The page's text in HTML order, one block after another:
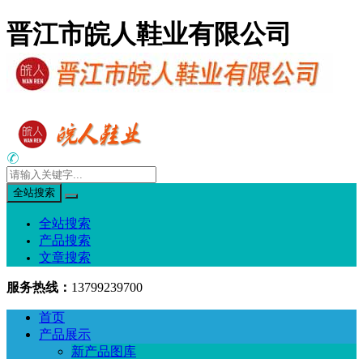
晋江市皖人鞋业有限公司
全站搜索
全站搜索
产品搜索
文章搜索
服务热线： 13799239700
首页
产品展示
新产品图库